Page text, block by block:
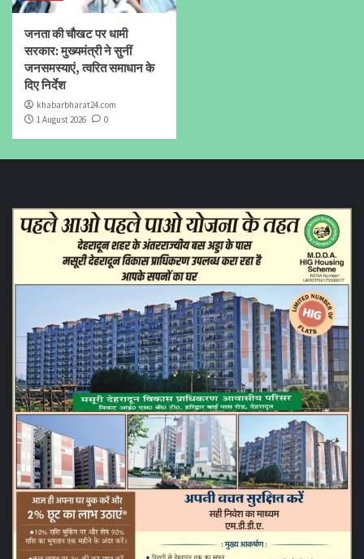
जनता की चौखट पर धामी
सरकार: मुख्यमंत्री ने सुनीं
जनसमस्याएं, त्वरित समाधान के
दिए निर्देश
khabarbharat24.com
1 August 2026
0